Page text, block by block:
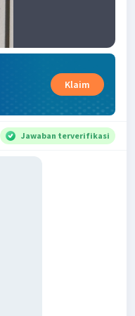
Klaim
Jawaban terverifikasi